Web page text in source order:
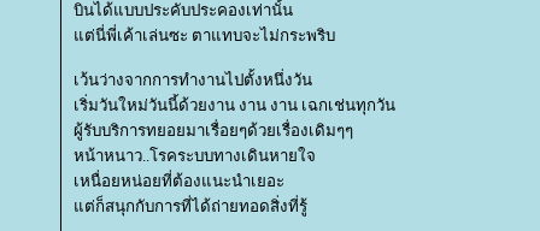
บินได้แบบประคับประคองเท่านั้น
ต่นี่พี่เค้าเล่นซะ ตาแทบจะไม่กระพริบ
เว้นว่างจากการทำงานไปตั้งหนึ่งวัน
เริ่มวันใหม่วันนี้ด้วยงาน งาน งาน เฉกเช่นทุกวัน
ผู้รับบริการทยอยมาเรื่อยๆด้วยเรื่องเดิมๆๆ
หน้าหนาว..โรคระบบทางเดินหายใจ
เหนื่อยหน่อยที่ต้องแนะนำเยอะ
ต่ก็สนุกกับการที่ได้ถ่ายทอดสิ่งที่รู้